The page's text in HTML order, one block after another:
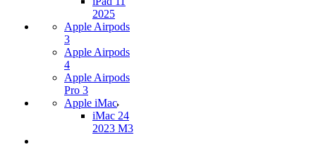
2025
Apple Airpods
3
Apple Airpods
4
Apple Airpods
Pro 3
Apple iMac
iMac 24
2023 M3